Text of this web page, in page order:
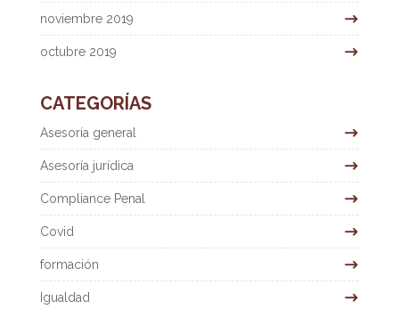
noviembre 2019
octubre 2019
CATEGORÍAS
Asesoría general
Asesoría jurídica
Compliance Penal
Covid
formación
Igualdad